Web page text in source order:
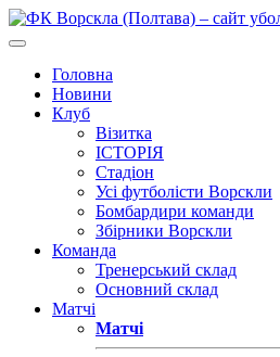
Головна
Новини
Клуб
Візитка
ІСТОРІЯ
Стадіон
Усі футболісти Ворскли
Бомбардири команди
Збірники Ворскли
Команда
Тренерський склад
Основний склад
Матчі
Матчі